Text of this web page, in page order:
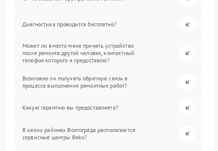
Диагностика проводится бесплатно?
Может ли вместо меня принять устройство
после ремонта другой человек, контактный
телефон которого я предоставлю?
Возможно ли получать обратную связь в
процессе выполнения ремонтных работ?
Какую гарантию вы предоставляете?
В каких районах Волгограда располагаются
сервисные центры Beko?